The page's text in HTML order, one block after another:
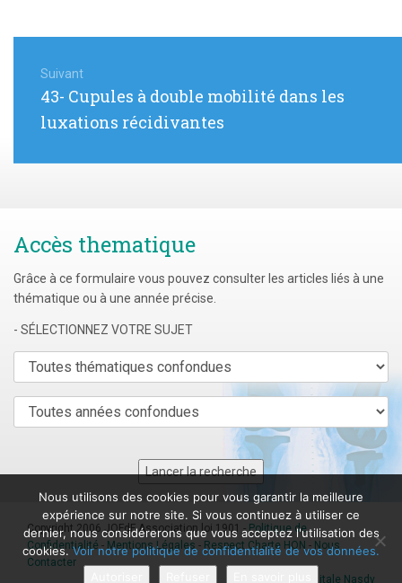
de
l’article
Suivant
Article
:
43- Cupules à double mobilité dans les
luxations récidivantes
Accès thematique
Grâce à ce formulaire vous pouvez consulter les articles liés à une
thématique ou à une année précise.
- SÉLECTIONNEZ VOTRE SUJET
Nous utilisons des cookies pour vous garantir la meilleure
expérience sur notre site. Si vous continuez à utiliser ce
dernier, nous considérerons que vous acceptez l'utilisation des
cookies.Voir notre politique de confidentialité de vos données.
Copyright 2006 JOFdF Association loi 1901 -Politique de
Confidentialité - Mentions Légales - Respect Charte HON - Nous
Contacter
Agence digitale Nasdy